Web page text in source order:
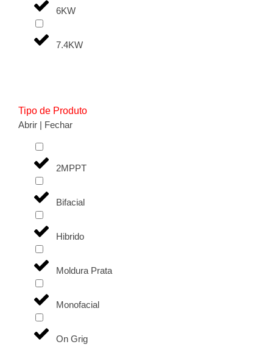
6KW
7.4KW
Tipo de Produto
Abrir | Fechar
2MPPT
Bifacial
Hibrido
Moldura Prata
Monofacial
On Grig